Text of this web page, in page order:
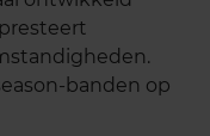
banden op